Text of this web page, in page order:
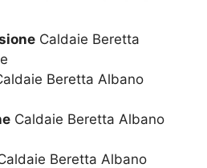
Caldaie Beretta
Beretta Albano
Caldaie Beretta Albano
Beretta Albano